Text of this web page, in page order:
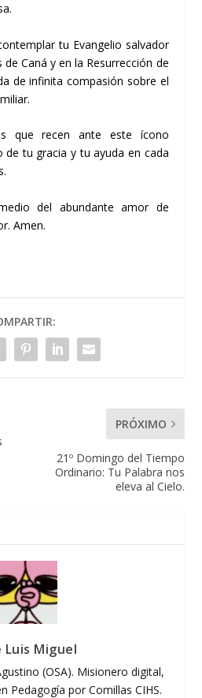
tu Evangelio salvador
Caná y en la Resurrección de
de infinita compasión sobre el
que recen ante este ícono
de tu gracia y tu ayuda en cada
del abundante amor de
Amen.
PRÓXIMO
21º Domingo del Tiempo
Ordinario: Tu Palabra nos
eleva al Cielo.
Luis Miguel
(OSA). Misionero digital,
Pedagogía por Comillas CIHS.